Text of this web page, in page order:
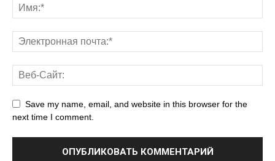
Save my name, email, and website in this browser for the
next time I comment.